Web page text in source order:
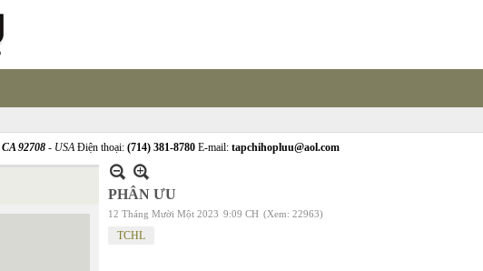
CA 92708 - USAĐiện thoại: (714) 381-8780 E-mail: tapchihopluu@aol.com
PHÂN ƯU
12 Tháng Mười Một 2023 9:09 CH (Xem: 22963)
TCHL